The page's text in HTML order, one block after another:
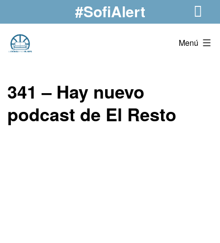
al
contenido
#SofiAlert
La
Crónica
Desde
Menú
341 – Hay nuevo
podcast de El Resto